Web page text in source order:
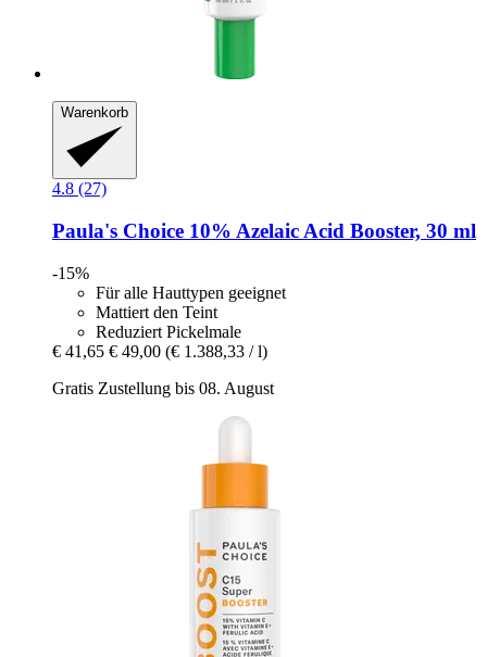
Warenkorb
4.8 (27)
Paula's Choice 10% Azelaic Acid Booster, 30 ml
-15%
Für alle Hauttypen geeignet
Mattiert den Teint
Reduziert Pickelmale
€ 41,65 € 49,00 (€ 1.388,33 / l)
Gratis Zustellung bis 08. August